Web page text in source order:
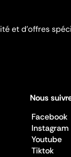
et d’offres
Nous
Facebook
Instagram
Youtube
Tiktok